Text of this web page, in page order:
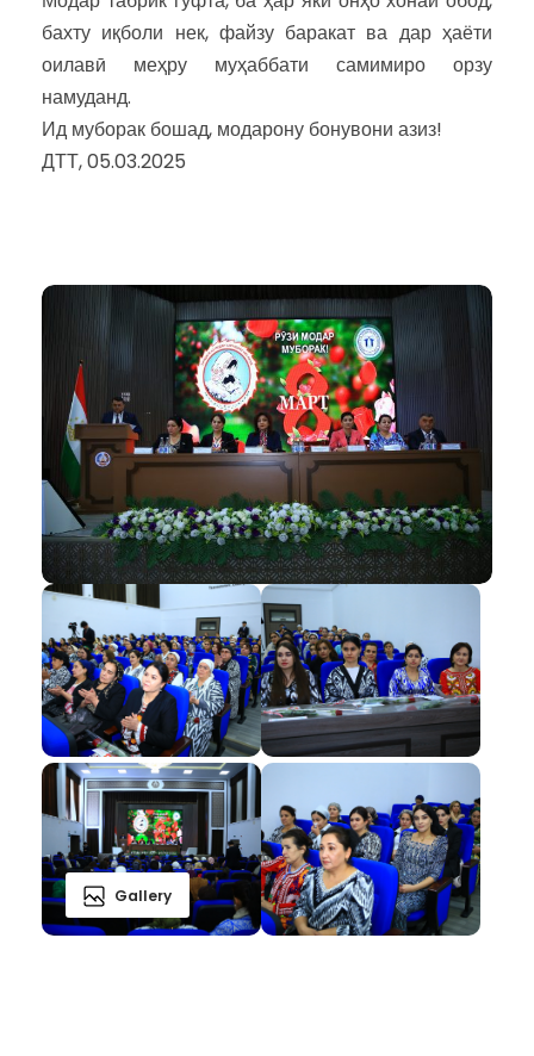
бахту иқболи нек, файзу баракат ва дар ҳаёти
оилавӣ меҳру муҳаббати самимиро орзу
намуданд.
Ид муборак бошад, модарону бонувони азиз!
ДТТ, 05.03.2025
Gallery